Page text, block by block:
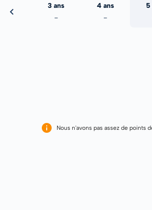
3 ans
-
4 ans
-
5
Nous n'avons pas assez de points